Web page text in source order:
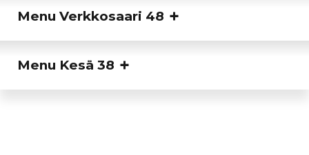
Menu Verkkosaari 48
Menu Kesä 38